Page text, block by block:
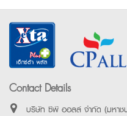
Contact Details
บริษัท ซีพี ออลล์ จำกัด (มหาช